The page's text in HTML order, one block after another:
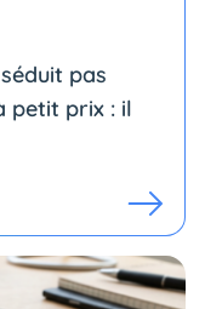
pas
petit prix : il